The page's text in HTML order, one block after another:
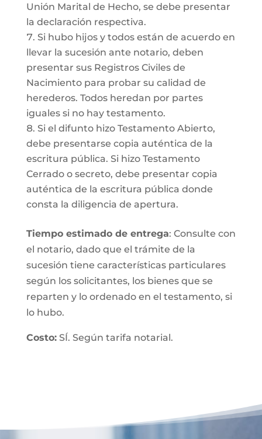
Unión Marital de Hecho, se debe presentar
la declaración respectiva.
Si hubo hijos y todos están de acuerdo en
llevar la sucesión ante notario, deben
presentar sus Registros Civiles de
Nacimiento para probar su calidad de
herederos. Todos heredan por partes
iguales si no hay testamento.
Si el difunto hizo Testamento Abierto,
debe presentarse copia auténtica de la
escritura pública. Si hizo Testamento
Cerrado o secreto, debe presentar copia
auténtica de la escritura pública donde
consta la diligencia de apertura.
Tiempo estimado de entrega: Consulte con
el notario, dado que el trámite de la
sucesión tiene características particulares
según los solicitantes, los bienes que se
reparten y lo ordenado en el testamento, si
lo hubo.
Costo:SÍ. Según tarifa notarial.